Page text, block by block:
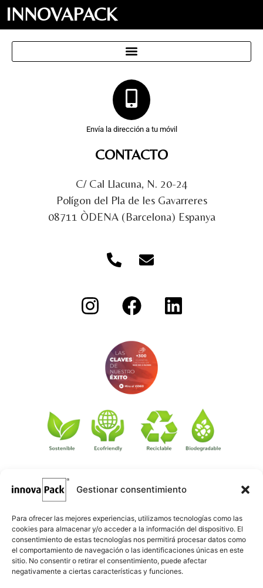
Gestionar consentimiento
Para ofrecer las mejores experiencias, utilizamos tecnologías como las
cookies para almacenar y/o acceder a la información del dispositivo. El
consentimiento de estas tecnologías nos permitirá procesar datos como
el comportamiento de navegación o las identificaciones únicas en este
sitio. No consentir o retirar el consentimiento, puede afectar
negativamente a ciertas características y funciones.
INNOVAPACK
Envía la dirección a tu móvil
CONTACTO
C/ Cal Llacuna, N. 20-24
Polígon del Pla de les Gavarreres
08711 ÒDENA (Barcelona) Espanya
©·Créditos: Redacción: Innovapack · Diseño e implementación
web: Manel Caparrós · Servidores y publicación:
Contenido blog: conten.blog